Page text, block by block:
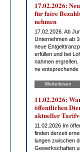
17.02.2026:
für fai­re
neh­men
17.02.2026. Ab
Un­ter­neh­men ab
neue
er­fül­len und bei
nah­men
ne ent­spre­chen­de
Weiterlesen
11.02.2026:
öf­fent­li­chen
ak­tu­el­ler
11.02.2026 Im
fin­den der­zeit
lun­gen zwi­schen
Ge­werk­schaf­ten